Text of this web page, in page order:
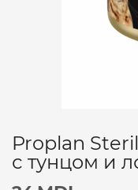
Proplan
с тунцом и